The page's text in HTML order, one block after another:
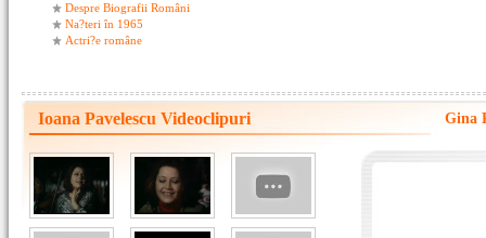
Despre Biografii Români
Na?teri în 1965
Actri?e române
Ioana Pavelescu Videoclipuri Gina